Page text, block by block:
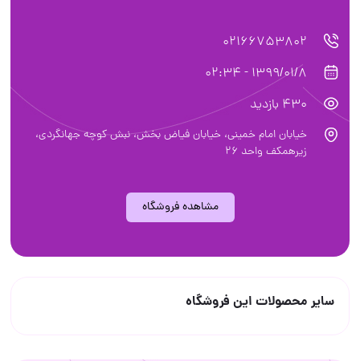
02166753802
1399/01/8 - 02:34
430 بازدید
خیابان امام خمینی، خیابان فیاض بخش، نبش کوچه جهانگردی،
زیرهمکف واحد ۲۶
مشاهده فروشگاه
سایر محصولات این فروشگاه